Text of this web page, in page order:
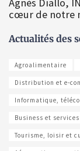
cœur de notre
Actualités des
Agroalimentaire
Distribution et e-
Informatique,
Business et services
Tourisme, loisir et